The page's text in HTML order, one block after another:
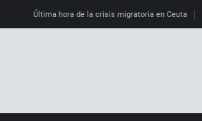
Última hora de la crisis migratoria en Ceuta